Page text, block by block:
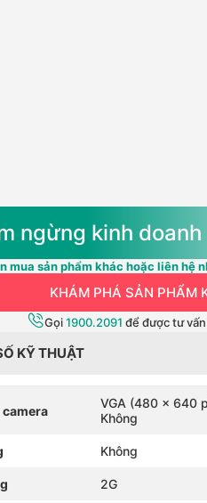
ngừng kinh doanh
mua sản phẩm khác hoặc liên hệ
KHÁM PHÁ SẢN PHẨM
Gọi1900.2091 để được tư
KỸ THUẬT
VGA (480 x 640
Không
Không
2G